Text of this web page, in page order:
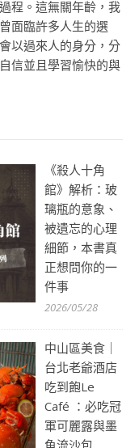
程。這無關年齡，我
面臨許多人生的選
以過來人的身分，分
信並且學習愉快的與
《殺人十角
館》解析：玻
璃瓶的意象、
被遺忘的心理
細節，本書真
正想問你的一
件事
2026/05/28
中山區美食｜
台北老爺酒店
吃到飽Le
Café ：必吃冠
軍可麗露與墨
魚流沙包